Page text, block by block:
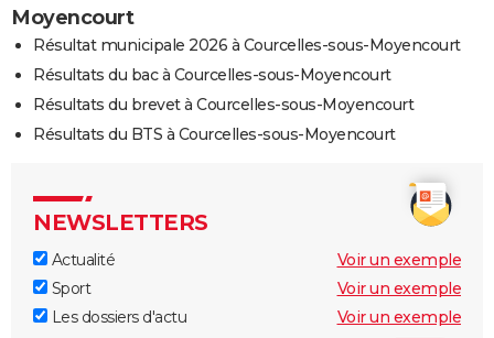
Moyencourt
Résultat municipale 2026 à Courcelles-sous-Moyencourt
Résultats du bac à Courcelles-sous-Moyencourt
Résultats du brevet à Courcelles-sous-Moyencourt
Résultats du BTS à Courcelles-sous-Moyencourt
NEWSLETTERS
Actualité
Voir un exemple
Sport
Voir un exemple
Les dossiers d'actu
Voir un exemple